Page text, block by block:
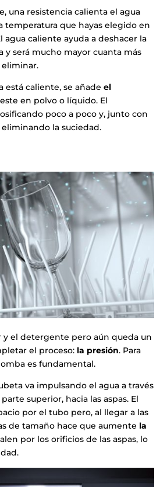
una resistencia calienta el agua
temperatura que hayas elegido en
agua caliente ayuda a deshacer la
y será mucho mayor cuanta más
eliminar.
está caliente, se añadeel
este en polvo o líquido. El
poco a poco y, junto con
la suciedad.
y el detergente pero aún queda un
el proceso: la presión. Para
es fundamental.
va impulsando el agua a través
superior, hacia las aspas. El
por el tubo pero, al llegar a las
de tamaño hace que aumente la
por los orificios de las aspas, lo